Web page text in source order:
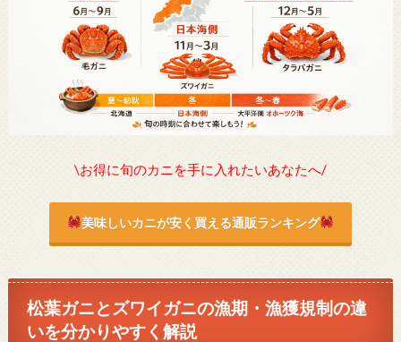
\お得に旬のカニを手に入れたいあなたへ/
美味しいカニが安く買える通販ランキング
松葉ガニとズワイガニの漁期・漁獲規制の違
いを分かりやすく解説